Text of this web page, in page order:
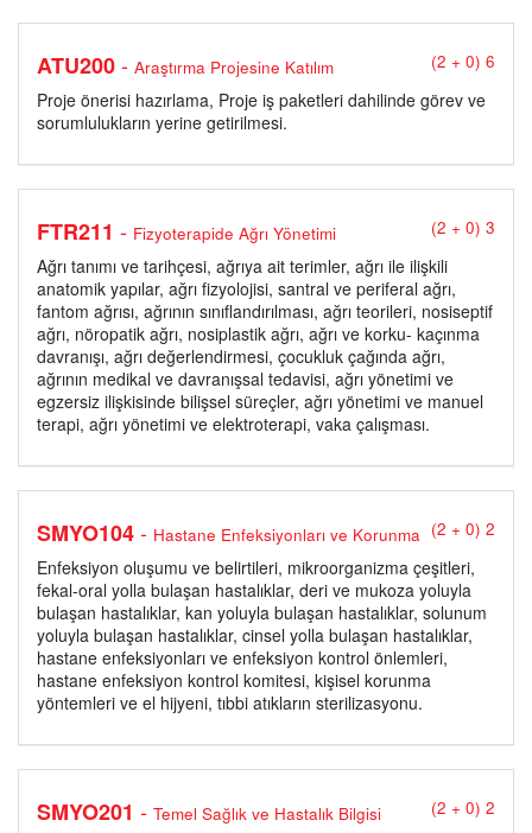
ATU200- Araştırma Projesine Katılım (2 + 0) 6
Proje önerisi hazırlama, Proje iş paketleri dahilinde görev ve
sorumlulukların yerine getirilmesi.
FTR211 - Fizyoterapide Ağrı Yönetimi (2 + 0) 3
Ağrı tanımı ve tarihçesi, ağrıya ait terimler, ağrı ile ilişkili
anatomik yapılar, ağrı fizyolojisi, santral ve periferal ağrı,
fantom ağrısı, ağrının sınıflandırılması, ağrı teorileri, nosiseptif
ağrı, nöropatik ağrı, nosiplastik ağrı, ağrı ve korku- kaçınma
davranışı, ağrı değerlendirmesi, çocukluk çağında ağrı,
ağrının medikal ve davranışsal tedavisi, ağrı yönetimi ve
egzersiz ilişkisinde bilişsel süreçler, ağrı yönetimi ve manuel
terapi, ağrı yönetimi ve elektroterapi, vaka çalışması.
SMYO104- Hastane Enfeksiyonları ve Korunma (2 + 0) 2
Enfeksiyon oluşumu ve belirtileri, mikroorganizma çeşitleri,
fekal-oral yolla bulaşan hastalıklar, deri ve mukoza yoluyla
bulaşan hastalıklar, kan yoluyla bulaşan hastalıklar, solunum
yoluyla bulaşan hastalıklar, cinsel yolla bulaşan hastalıklar,
hastane enfeksiyonları ve enfeksiyon kontrol önlemleri,
hastane enfeksiyon kontrol komitesi, kişisel korunma
yöntemleri ve el hijyeni, tıbbi atıkların sterilizasyonu.
SMYO201 - Temel Sağlık ve Hastalık Bilgisi (2 + 0) 2